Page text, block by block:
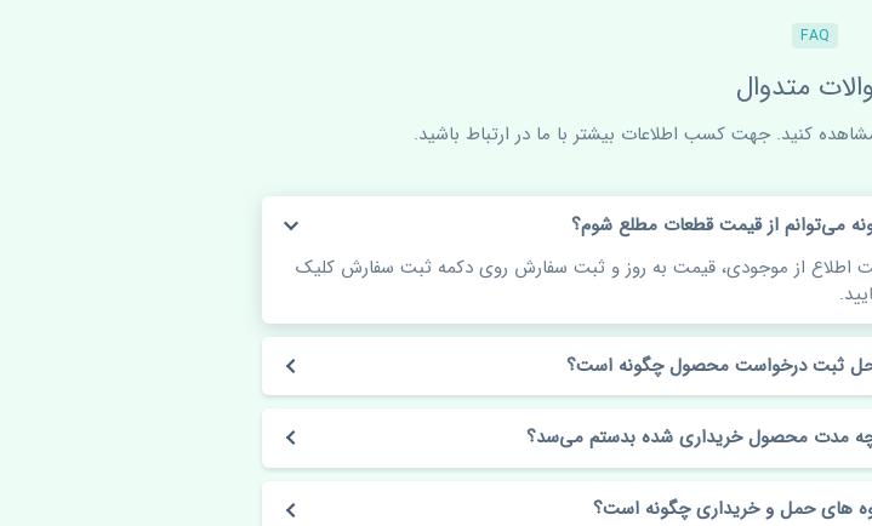
FAQ
متدوال
کنید. جهت کسب اطلاعات بیشتر با ما در ارتباط باشید.
می‌توانم از قیمت قطعات مطلع شوم؟
اطلاع از موجودی، قیمت به روز و ثبت سفارش روی دکمه ثبت سفارش کلیک
ثبت درخواست محصول چگونه است؟
مدت محصول خریداری شده بدستم می‌سد؟
های حمل و خریداری چگونه است؟